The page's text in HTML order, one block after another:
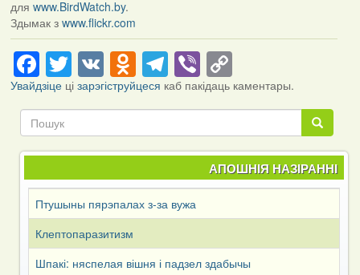
для www.BirdWatch.by.
Здымак з www.flickr.com
Facebook
Twitter
VKOdnoklassniki
Telegram
ViberCopy
Link
Увайдзіцеці зарэгіструйцеся каб пакідаць каментары.
Пошук
Пошук
АПОШНІЯ НАЗІРАННІ
Птушыны пярэпалах з-за вужа
Клептопаразитизм
Шпакі: няспелая вішня і падзел здабычы